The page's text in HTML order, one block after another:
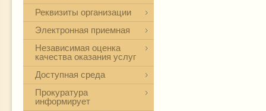
Реквизиты организации
Электронная приемная
Независимая оценка
качества оказания услуг
Доступная среда
Прокуратура
информирует